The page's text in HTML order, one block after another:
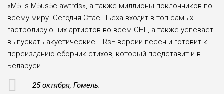
«M5Ts M5us5c awtrds», а также миллионы поклонников по
всему миру. Сегодня Стас Пьеха входит в топ самых
гастролирующих артистов во всем СНГ, а также успевает
выпускать акустические LIRsE-версии песен и готовит к
переизданию сборник стихов, который представит и в
Беларуси.
25 октября, Гомель.